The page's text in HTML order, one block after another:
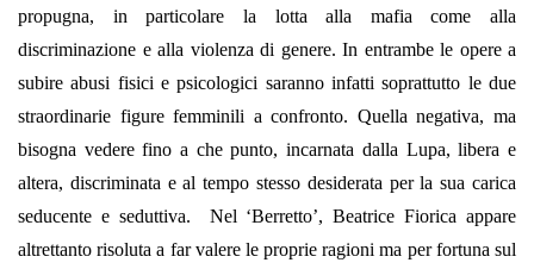
propugna, in particolare la lotta alla mafia come alla
discriminazione e alla violenza di genere. In entrambe le opere a
subire abusi fisici e psicologici saranno infatti soprattutto le due
straordinarie figure femminili a confronto. Quella negativa, ma
bisogna vedere fino a che punto, incarnata dalla Lupa, libera e
altera, discriminata e al tempo stesso desiderata per la sua carica
seducente e seduttiva. Nel ‘Berretto’, Beatrice Fiorica appare
altrettanto risoluta a far valere le proprie ragioni ma per fortuna sul